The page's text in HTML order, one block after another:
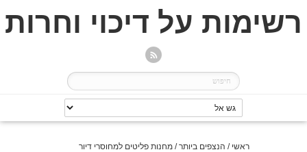
רשימות על דיכוי וחרות
ראשי / הנצפים ביותר/מחנות פליטים למחוסרי דיור